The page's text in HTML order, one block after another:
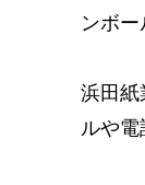
ンボー
浜田紙
ルや電